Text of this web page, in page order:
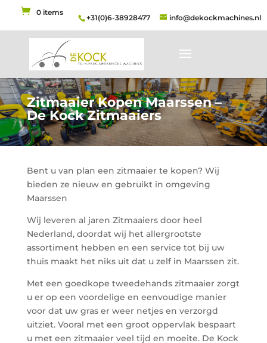
+31(0)6-38928477 info@dekockmachines.nl
0 items
Zitmaaier Kopen Maarssen –
De Kock Zitmaaiers
Bent u van plan een zitmaaier te kopen? Wij
bieden ze nieuw en gebruikt in omgeving
Maarssen
Wij leveren al jaren Zitmaaiers door heel
Nederland, doordat wij het allergrootste
assortiment hebben en een service tot bij uw
thuis maakt het niks uit dat u zelf in Maarssen zit.
Met een goedkope tweedehands zitmaaier zorgt
u er op een voordelige en eenvoudige manier
voor dat uw gras er weer netjes en verzorgd
uitziet. Vooral met een groot oppervlak bespaart
u met een zitmaaier veel tijd en moeite. De Kock